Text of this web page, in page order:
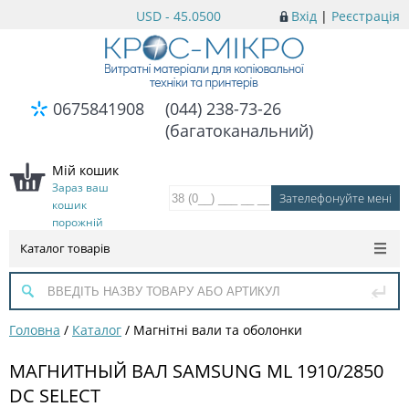
Вхід | Реєстрація
USD - 45.0500
0675841908
(044) 238-73-26
(багатоканальний)
Мій кошик
Зараз ваш
кошик
порожній
Каталог товарів
Головна / Каталог / Магнітні вали та оболонки
МАГНИТНЫЙ ВАЛ SAMSUNG ML 1910/2850
DC SELECT